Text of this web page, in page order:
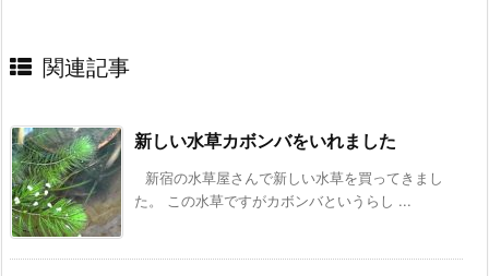
関連記事
新しい水草カボンバをいれました
新宿の水草屋さんで新しい水草を買ってきまし
た。 この水草ですがカボンバというらし ...